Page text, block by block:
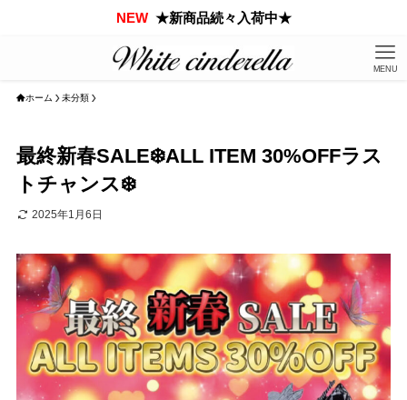
NEW★新商品続々入荷中★
MENU
ホーム 未分類
最終新春SALE❄️ALL ITEM 30%OFFラス
トチャンス❄️
2025年1月6日